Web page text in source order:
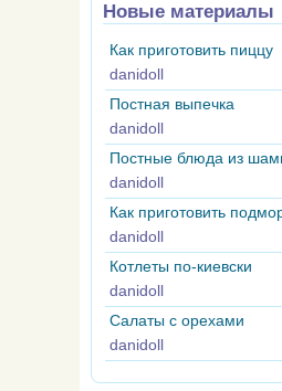
Новые материалы
Как приготовить пиццу
danidoll
Постная выпечка
danidoll
Постные блюда из
danidoll
Как приготовить
danidoll
Котлеты по-киевски
danidoll
Салаты с орехами
danidoll